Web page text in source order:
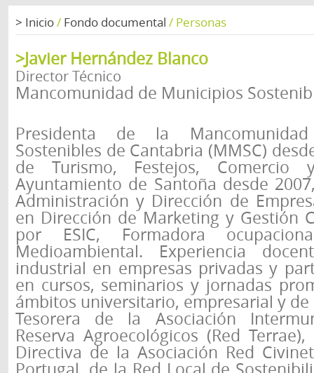
> Inicio/ Fondo documental / Personas
>Javier Hernández Blanco
Director Técnico
Mancomunidad de Municipios
Presidenta de la
Sostenibles de Cantabria (MMSC)
de Turismo, Festejos, Comercio
Ayuntamiento de Santoña desde
Administración y Dirección de
en Dirección de Marketing y Gestión
por ESIC, Formadora
Medioambiental. Experiencia
industrial en empresas privadas y
en cursos, seminarios y jornadas
ámbitos universitario, empresarial y
Tesorera de la Asociación
Reserva Agroecológicos (Red
Directiva de la Asociación Red